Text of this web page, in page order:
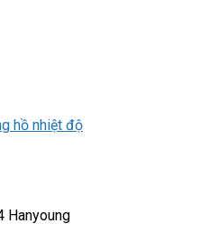
hồ nhiệt độ
Hanyoung